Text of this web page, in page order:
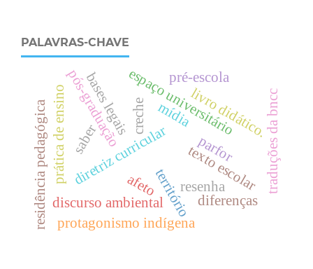
PALAVRAS-CHAVE
resenha
território
diretriz curricular
prática de ensino texto escolar
espaço universitário
pós-graduação
protagonismo indígena
saber
discurso ambiental
mídia
residência pedagógica livro didático.
parfor
pré-escola
creche
bases legais traduções da bncc
diferenças
afeto